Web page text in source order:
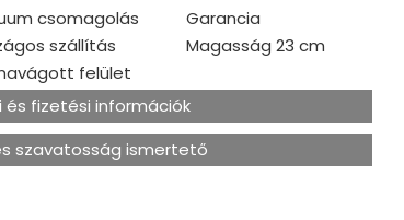
csomagolás
Garancia
szállítás
Magasság 23 cm
felület
és fizetési információk
szavatosság ismertető